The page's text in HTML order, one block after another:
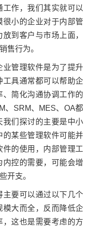
工作，我们其实就可以
小的企业对于内部管
到客户与市场上面，
售行为。
业管理软件是为了提升
工具通常都可以帮助企
简化沟通协调工作的
、SRM、MES、OA都
我们探讨的主要是中小
某些管理软件可能并
的使用，内部管理工
控的需要，可能会增
开支。
主要可以通过以下几个
模大而全，反而降低企
这也是需要考虑的方